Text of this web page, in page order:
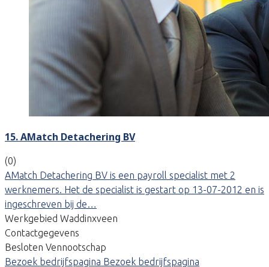
15. AMatch Detachering BV
(0)
AMatch Detachering BV is een payroll specialist met 2
werknemers. Het de specialist is gestart op 13-07-2012 en is
ingeschreven bij de…
Werkgebied Waddinxveen
Contactgegevens
Besloten Vennootschap
Bezoek bedrijfspagina Bezoek bedrijfspagina